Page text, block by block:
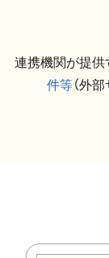
連携機関が提供
件等（外